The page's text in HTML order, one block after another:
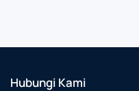
Hubungi Kami